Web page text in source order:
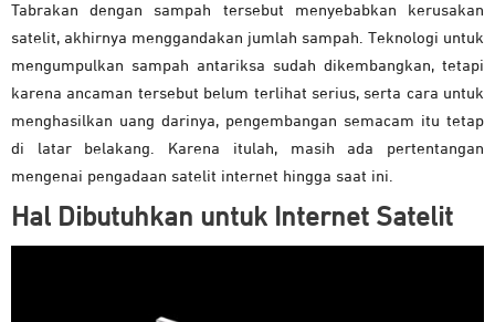
Tabrakan dengan sampah tersebut menyebabkan kerusakan
satelit, akhirnya menggandakan jumlah sampah. Teknologi untuk
mengumpulkan sampah antariksa sudah dikembangkan, tetapi
karena ancaman tersebut belum terlihat serius, serta cara untuk
menghasilkan uang darinya, pengembangan semacam itu tetap
di latar belakang. Karena itulah, masih ada pertentangan
mengenai pengadaan satelit internet hingga saat ini.
Hal Dibutuhkan untuk Internet Satelit